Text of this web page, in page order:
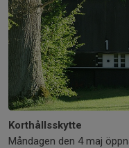
Korthållsskytte
Måndagen den 4 maj